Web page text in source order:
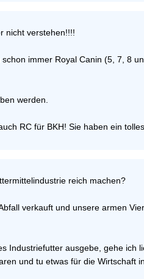
nicht verstehen!!!!
immer Royal Canin (5, 7, 8
werden.
RC für BKH! Sie haben ein
reich machen?
verkauft und unsere armen
Industriefutter ausgebe, gehe
und tu etwas für die Wirtschaft